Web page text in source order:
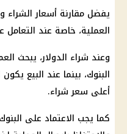
يفضل مقارنة أسعار الشراء
العملية، خاصة عند التعامل
وعند شراء الدولار، يبحث
البنوك، بينما عند البيع
أعلى سعر شراء.
كما يجب الاعتماد على